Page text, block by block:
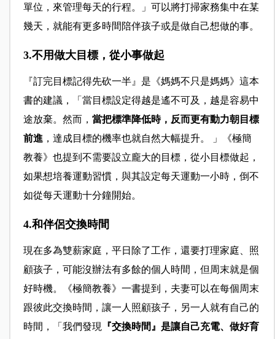
單位，來管理每天的行程。」可以將打掃家務集中在某
幾天，就能有更多時間陪伴孩子或是做自己想做的事。
3.不用做大目標，從小事做起
『訂完目標記得先砍一半』是《媽媽不只是媽媽》這本
書的建議，「當目標設定得越是遙不可及，越是容易中
途放棄。然而， 當把標準降低時，反而更有動力朝目標
前進 ，達成目標的機率也就自然大幅提升。 」《極簡
教養》也提到不需要設立龐大的目標，從小目標做起，
如果想培養運動習慣，與其設定每天運動一小時，倒不
如從每天運動十分鐘開始。
4.和伴侶交換時間
現在多為雙薪家庭，平日除了工作，還要打理家庭、照
顧孩子，可能沒辦法有多餘的個人時間，但周末就是個
好時機。《極簡教養》一書提到，夫妻可以在每個周末
跟彼此交換時間，讓一人照顧孩子，另一人就有自己的
時間，「我們發現
『交換時間』是讓自己充電、做好育